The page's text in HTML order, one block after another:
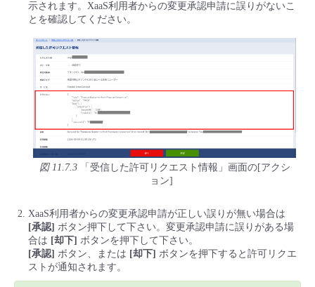
示されます。XaaS利用者からの変更承認申請に誤りがないこ
とを確認してください。
図 11.7.3
「受信した許可リクエスト情報」画面の[アクシ
ョン]
XaaS利用者からの変更承認申請が正しい誤りが無い場合は
[承認] ボタン押下して下さい。変更承認申請に誤りがある場
合は [却下] ボタンを押下して下さい。
[承認] ボタン、または [却下] ボタンを押下すると許可リクエ
ストが通知されます。